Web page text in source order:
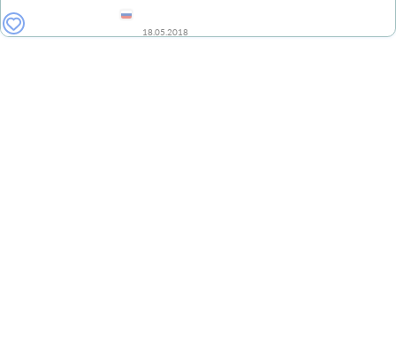
18.05.2018